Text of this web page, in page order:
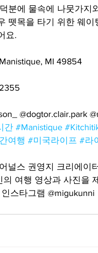
분에 물속에 나뭇가
뗏목을 타기 위한 웨
요.
MI 49854
@dogtor.clair.park
간 #Manistique
여행 #미국라이프 #라
널스 권영지 크리에이터
의 여행 영상과 사진을
스타그램 @migukunni